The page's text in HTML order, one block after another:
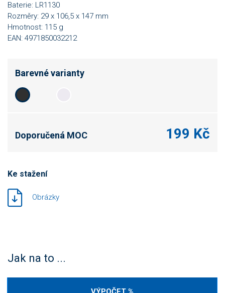
Baterie: LR1130
Rozměry: 29 x 106,5 x 147 mm
Hmotnost: 115 g
EAN: 4971850032212
Barevné varianty
Doporučená MOC 199 Kč
Ke stažení
Obrázky
Jak na to ...